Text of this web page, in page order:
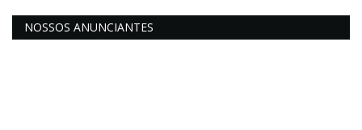
NOSSOS ANUNCIANTES